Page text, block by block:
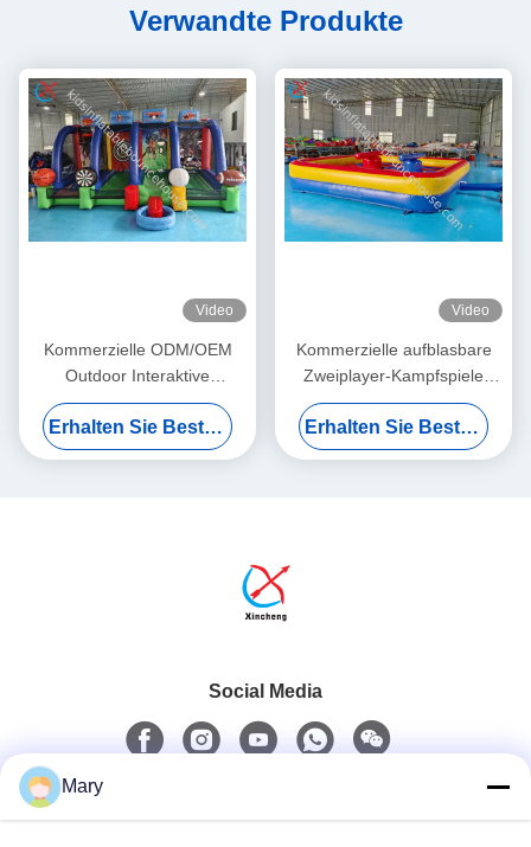
Verwandte Produkte
Video
Kommerzielle ODM/OEM
Outdoor Interaktive
Aufblasbare Sportspiel
Aufblasbare Ball-Shoot-Spiel
Erhalten Sie Besten Preis
Video
Kommerzielle aufblasbare
Zweiplayer-Kampfspiele
Gladiator Jousting Arena
Fighting Game
Erhalten Sie Besten Preis
Social Media
Mary